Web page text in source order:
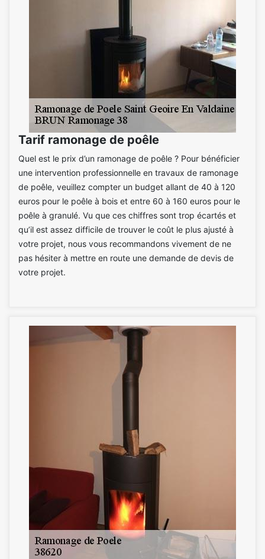
Tarif ramonage de poêle
Quel est le prix d’un ramonage de poêle ? Pour bénéficier
une intervention professionnelle en travaux de ramonage
de poêle, veuillez compter un budget allant de 40 à 120
euros pour le poêle à bois et entre 60 à 160 euros pour le
poêle à granulé. Vu que ces chiffres sont trop écartés et
qu’il est assez difficile de trouver le coût le plus ajusté à
votre projet, nous vous recommandons vivement de ne
pas hésiter à mettre en route une demande de devis de
votre projet.